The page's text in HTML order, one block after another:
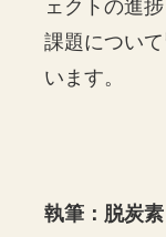
ェクトの進
課題につい
います。
執筆：脱炭